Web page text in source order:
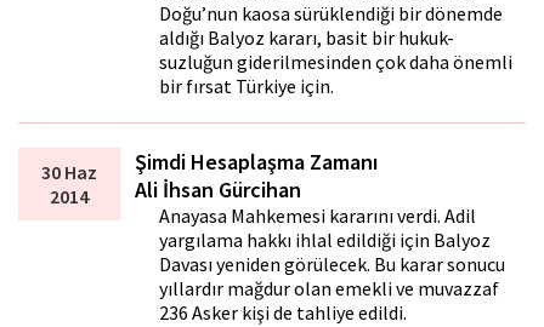
Doğu’nun kaosa sürüklendiği bir dönemde
aldığı Balyoz kararı, basit bir hukuk-
suzluğun giderilmesinden çok daha önemli
bir fırsat Türkiye için.
30 Haz
2014
Şimdi Hesaplaşma Zamanı
Ali İhsan Gürcihan
Anayasa Mahkemesi kararını verdi. Adil
yargılama hakkı ihlal edildiği için Balyoz
Davası yeniden görülecek. Bu karar sonucu
yıllardır mağdur olan emekli ve muvazzaf
236 Asker kişi de tahliye edildi.